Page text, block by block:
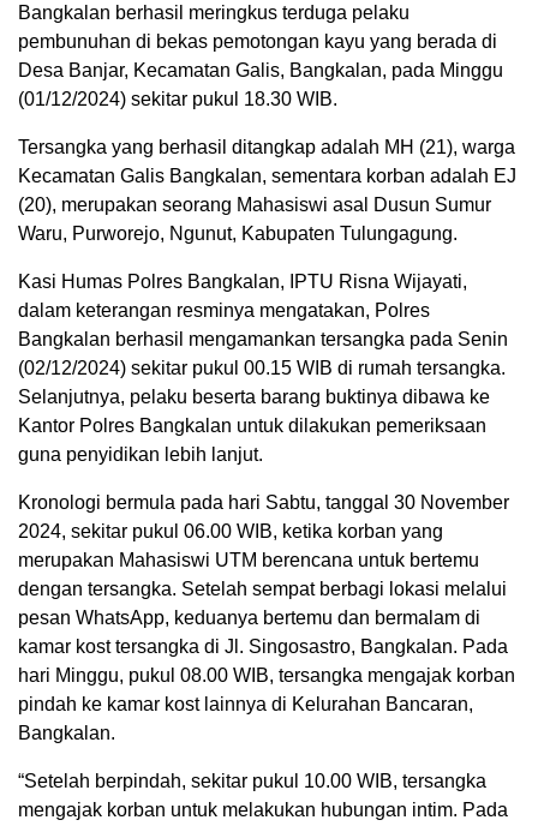
Bangkalan berhasil meringkus terduga pelaku
pembunuhan di bekas pemotongan kayu yang berada di
Desa Banjar, Kecamatan Galis, Bangkalan, pada Minggu
(01/12/2024) sekitar pukul 18.30 WIB.
Tersangka yang berhasil ditangkap adalah MH (21), warga
Kecamatan Galis Bangkalan, sementara korban adalah EJ
(20), merupakan seorang Mahasiswi asal Dusun Sumur
Waru, Purworejo, Ngunut, Kabupaten Tulungagung.
Kasi Humas Polres Bangkalan, IPTU Risna Wijayati,
dalam keterangan resminya mengatakan, Polres
Bangkalan berhasil mengamankan tersangka pada Senin
(02/12/2024) sekitar pukul 00.15 WIB di rumah tersangka.
Selanjutnya, pelaku beserta barang buktinya dibawa ke
Kantor Polres Bangkalan untuk dilakukan pemeriksaan
guna penyidikan lebih lanjut.
Kronologi bermula pada hari Sabtu, tanggal 30 November
2024, sekitar pukul 06.00 WIB, ketika korban yang
merupakan Mahasiswi UTM berencana untuk bertemu
dengan tersangka. Setelah sempat berbagi lokasi melalui
pesan WhatsApp, keduanya bertemu dan bermalam di
kamar kost tersangka di Jl. Singosastro, Bangkalan. Pada
hari Minggu, pukul 08.00 WIB, tersangka mengajak korban
pindah ke kamar kost lainnya di Kelurahan Bancaran,
Bangkalan.
“Setelah berpindah, sekitar pukul 10.00 WIB, tersangka
mengajak korban untuk melakukan hubungan intim. Pada